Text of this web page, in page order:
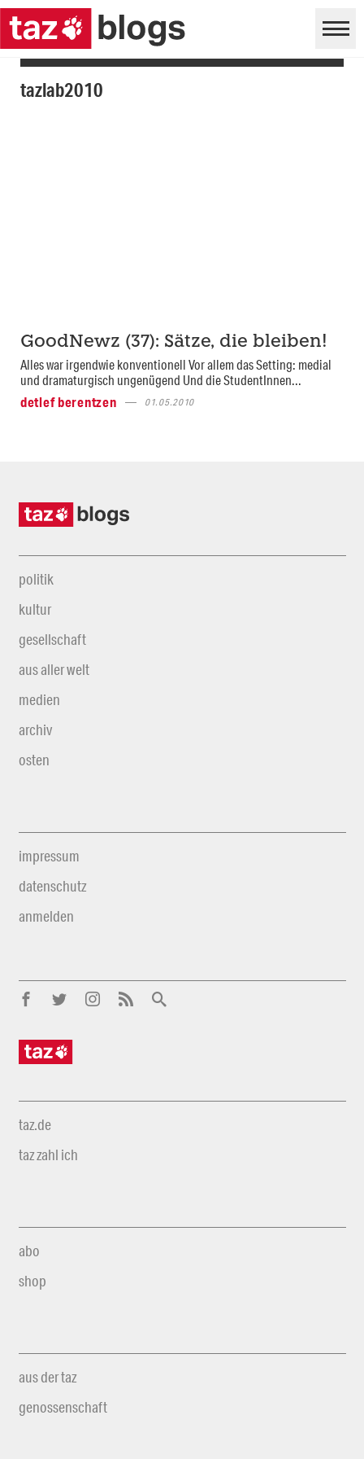
tazlab2010
GoodNewz (37): Sätze, die bleiben!
Alles war irgendwie konventionell Vor allem das Setting: medial
und dramaturgisch ungenügend Und die StudentInnen...
detlef berentzen
01.05.2010
politik
kultur
gesellschaft
aus aller welt
medien
archiv
osten
impressum
datenschutz
anmelden
taz.de
taz zahl ich
abo
shop
aus der taz
genossenschaft